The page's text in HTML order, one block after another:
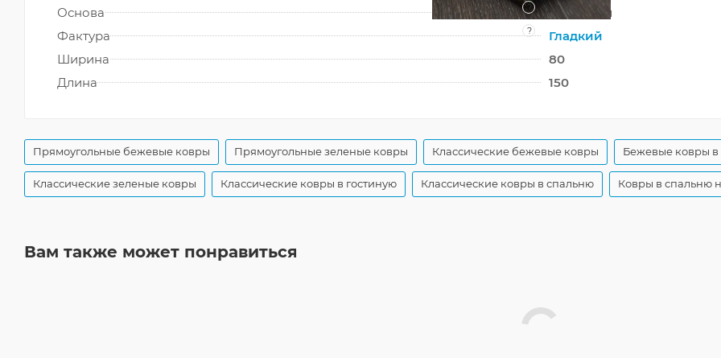
Основа
?
Джутовая
Фактура
?
Гладкий
Ширина
80
Длина
150
Прямоугольные бежевые ковры Прямоугольные зеленые ковры Классические бежевые ковры Бежевые ковры в
Классические зеленые ковры Классические ковры в гостиную Классические ковры в спальню Ковры в спальню
Вам также может понравиться